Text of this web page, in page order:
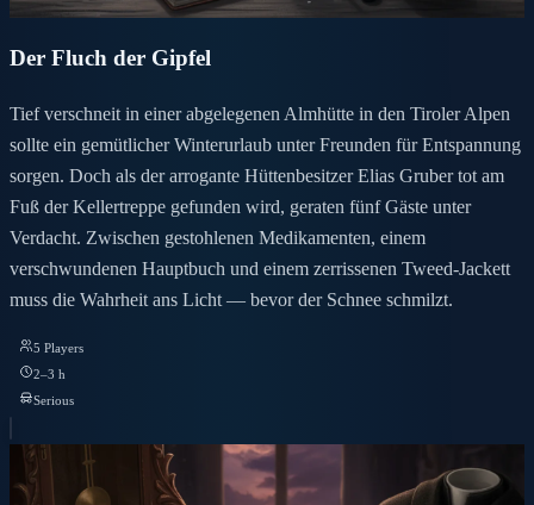
Der Fluch der Gipfel
Tief verschneit in einer abgelegenen Almhütte in den Tiroler Alpen
sollte ein gemütlicher Winterurlaub unter Freunden für Entspannung
sorgen. Doch als der arrogante Hüttenbesitzer Elias Gruber tot am
Fuß der Kellertreppe gefunden wird, geraten fünf Gäste unter
Verdacht. Zwischen gestohlenen Medikamenten, einem
verschwundenen Hauptbuch und einem zerrissenen Tweed-Jackett
muss die Wahrheit ans Licht — bevor der Schnee schmilzt.
5 Players
2–3 h
Serious